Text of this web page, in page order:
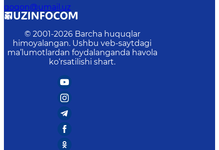
qoqon@umail.uz
© 2001-2026 Barcha huquqlar
himoyalangan. Ushbu veb-saytdagi
ma’lumotlardan foydalanganda havola
ko‘rsatilishi shart.